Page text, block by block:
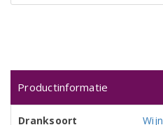
Productinformatie
Dranksoort
Wijn